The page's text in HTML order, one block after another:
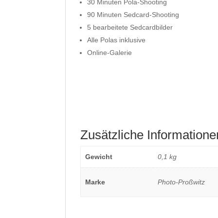
30 Minuten Pola-Shooting
90 Minuten Sedcard-Shooting
5 bearbeitete Sedcardbilder
Alle Polas inklusive
Online-Galerie
Zusätzliche
Gewicht 0,1 kg
Marke Photo-Proßwitz